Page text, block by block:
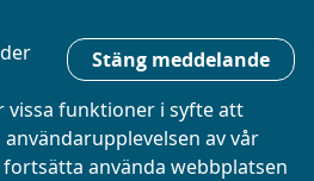
Stäng meddelande
vissa funktioner i syfte att
av vår
använda webbplatsen